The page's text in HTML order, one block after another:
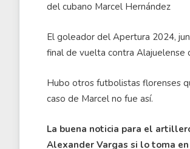
del cubano Marcel Hernández
El goleador del Apertura 2024,
final de vuelta contra Alajuelense
Hubo otros futbolistas florenses
caso de Marcel no fue así.
La buena noticia para el
Alexander Vargas si lo toma